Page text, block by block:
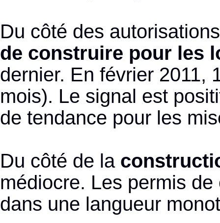
Du côté des
de construire pour les
dernier. En février 2011,
mois). Le signal est
de tendance pour les
Du côté de la
médiocre. Les permis
dans une langueur